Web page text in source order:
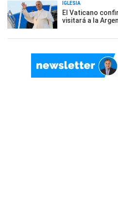
IGLESIA
El Vaticano
visitará a la